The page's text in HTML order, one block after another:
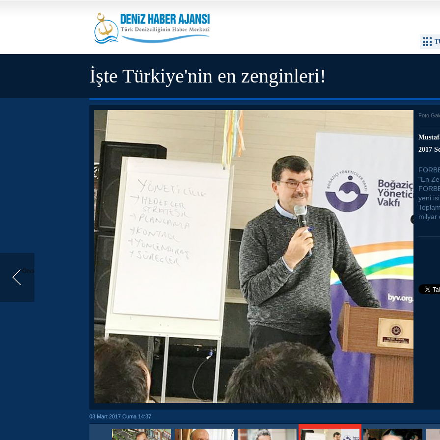
Önceki
İşte Türkiye'nin en zenginleri!
Foto
2017
"En
yeni
milyar
03 Mart 2017 Cuma 14:37